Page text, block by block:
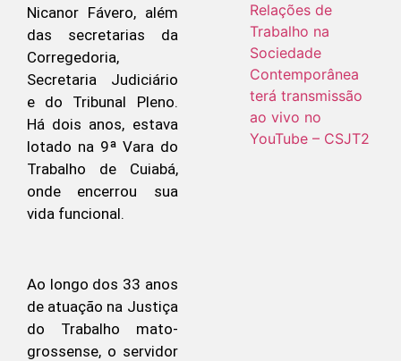
Nicanor Fávero, além
das secretarias da
Corregedoria,
Secretaria Judiciário
e do Tribunal Pleno.
Há dois anos, estava
lotado na 9ª Vara do
Trabalho de Cuiabá,
onde encerrou sua
vida funcional.
Ao longo dos 33 anos
de atuação na Justiça
do Trabalho mato-
grossense, o servidor
Relações de
Trabalho na
Sociedade
Contemporânea
terá transmissão
ao vivo no
YouTube – CSJT2